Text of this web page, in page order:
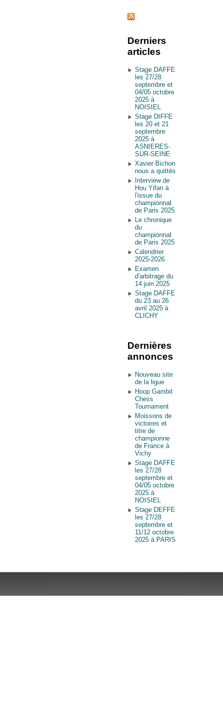
Derniers
articles
Stage DAFFE
les 27/28
septembre et
04/05 octobre
2025 à
NOISIEL
Stage DIFFE
les 20 et 21
septembre
2025 à
ASNIERES-
SUR-SEINE
Xavier Bichon
nous a quittés
Interview de
Hou Yifan à
l'issue du
championnat
de Paris 2025
Le chronique
du
championnat
de Paris 2025
Calendrier
2025-2026
Examen
d'arbitrage du
14 juin 2025
Stage DAFFE
du 23 au 26
avril 2025 à
CLICHY
Dernières
annonces
Nouveau site
de la ligue
Hoop Gambit
Chess
Tournament
Moissons de
victoires et
titre de
championne
de France à
Vichy
Stage DAFFE
les 27/28
septembre et
04/05 octobre
2025 à
NOISIEL
Stage DEFFE
les 27/28
septembre et
11/12 octobre
2025 à PARIS